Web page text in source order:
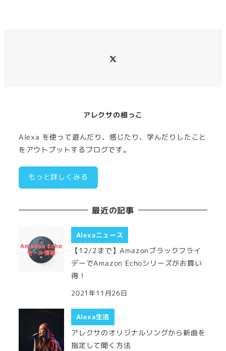
アレクサの根っこ
Alexa を使って遊んだり、感じたり、学んだりしたこと
をアウトプットするブログです。
もっと詳しくみる
最近の記事
Alexaニュース
【12/2まで】Amazonブラックフライ
デーでAmazon Echoシリーズがお買い
得！
2021年11月26日
Alexa生活
アレクサのオリジナルソングから新曲を
指定して聞く方法